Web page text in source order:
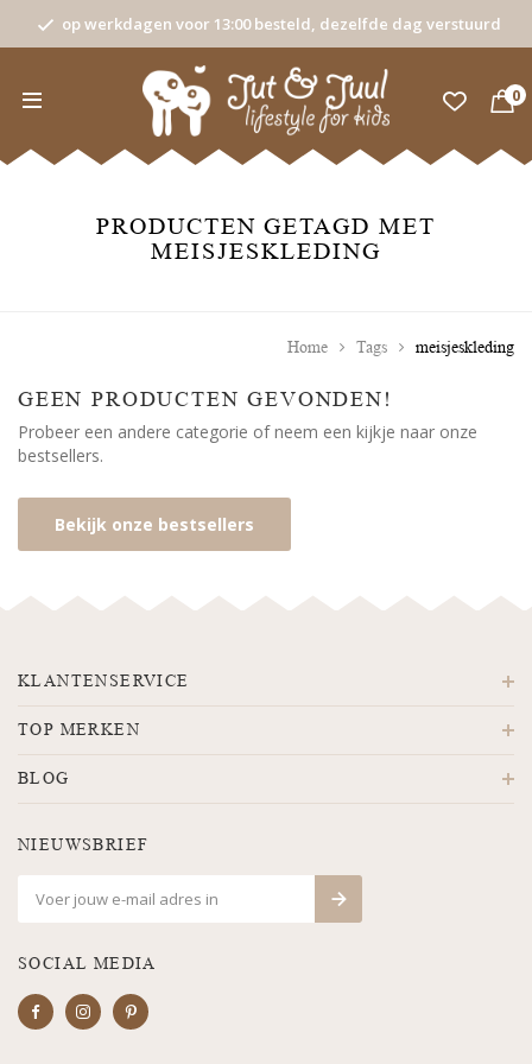
op werkdagen voor 13:00 besteld, dezelfde dag verstuurd
0
PRODUCTEN GETAGD MET
MEISJESKLEDING
Home Tags meisjeskleding
GEEN PRODUCTEN GEVONDEN!
Probeer een andere categorie of neem een kijkje naar onze
bestsellers.
Bekijk onze bestsellers
KLANTENSERVICE
TOP MERKEN
BLOG
NIEUWSBRIEF
SOCIAL MEDIA